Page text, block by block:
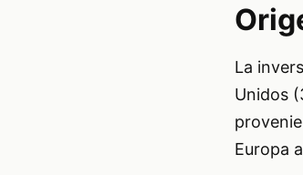
La
Unidos
Europa